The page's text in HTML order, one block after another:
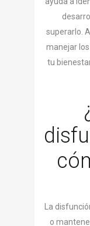
superarlo.
manejar
tu
La
o